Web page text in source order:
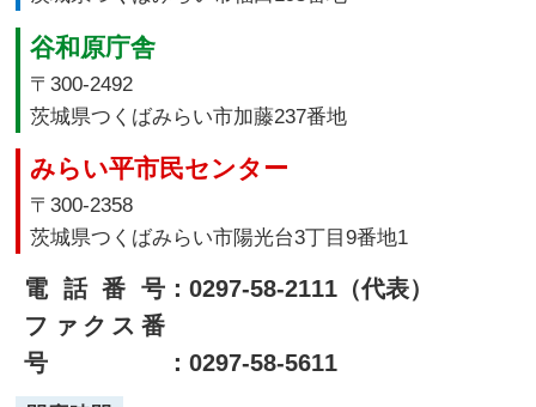
谷和原庁舎
〒300-2492
茨城県つくばみらい市加藤237番地
みらい平市民センター
〒300-2358
茨城県つくばみらい市陽光台3丁目9番地1
電話番号：0297-58-2111（代表）
ファクス番
号
：0297-58-5611